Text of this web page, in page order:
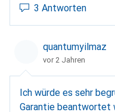
betroffen? Ich möchte
in einem Jahr
3 Antworten
quantumyilmaz
vor 2 Jahren
Ich würde es sehr
Garantie beantwortet